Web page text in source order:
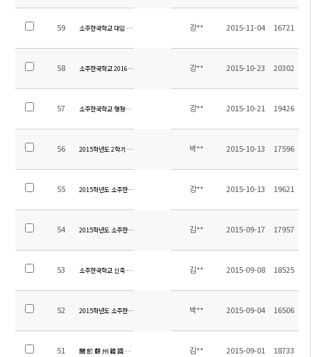
59 소주한국학교 대입 최종 합격자 현황 (2015.11.2.현재)
강** 2015-11-04 16721
58 소주한국학교 2016학년도 교원 초빙 공고 강** 2015-10-23 20302
57 소주한국학교 행정실장초빙 공고문 강** 2015-10-21 19426
56 2015학년도 2학기 7호차 노선 변경 안내 박** 2015-10-13 17596
55 2015학년도 소주한국학교 학사일정 강** 2015-10-13 19621
54 2015학년도 소주한국학교 중고등학생 수학여행 용역 입찰 공고
김** 2015-09-17 17957
53 소주한국학교 신축 초청업체 선정 입찰 공고 김** 2015-09-08 18525
52 2015학년도 소주한국학교 행정직원 채용 공고박** 2015-09-04 16506
51 關 於 蘇 州 韓 國 學 校 新 建 招 標 邀 請 書김** 2015-09-01 18733